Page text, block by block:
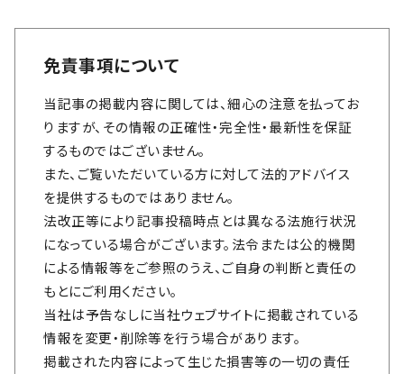
免責事項について
当記事の掲載内容に関しては、細心の注意を払ってお
りますが、その情報の正確性・完全性・最新性を保証
するものではございません。
また、ご覧いただいている方に対して法的アドバイス
を提供するものではありません。
法改正等により記事投稿時点とは異なる法施行状況
になっている場合がございます。法令または公的機関
による情報等をご参照のうえ、ご自身の判断と責任の
もとにご利用ください。
当社は予告なしに当社ウェブサイトに掲載されている
情報を変更・削除等を行う場合があります。
掲載された内容によって生じた損害等の一切の責任